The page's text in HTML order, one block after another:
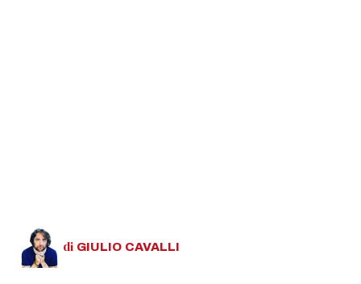
di GIULIO CAVALLI